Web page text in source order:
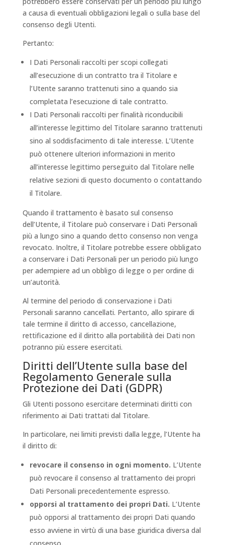
a causa di eventuali obbligazioni legali o sulla base del
consenso degli Utenti.
Pertanto:
I Dati Personali raccolti per scopi collegati
all’esecuzione di un contratto tra il Titolare e
l’Utente saranno trattenuti sino a quando sia
completata l’esecuzione di tale contratto.
I Dati Personali raccolti per finalità riconducibili
all’interesse legittimo del Titolare saranno trattenuti
sino al soddisfacimento di tale interesse. L’Utente
può ottenere ulteriori informazioni in merito
all’interesse legittimo perseguito dal Titolare nelle
relative sezioni di questo documento o contattando
il Titolare.
Quando il trattamento è basato sul consenso
dell’Utente, il Titolare può conservare i Dati Personali
più a lungo sino a quando detto consenso non venga
revocato. Inoltre, il Titolare potrebbe essere obbligato
a conservare i Dati Personali per un periodo più lungo
per adempiere ad un obbligo di legge o per ordine di
un’autorità.
Al termine del periodo di conservazione i Dati
Personali saranno cancellati. Pertanto, allo spirare di
tale termine il diritto di accesso, cancellazione,
rettificazione ed il diritto alla portabilità dei Dati non
potranno più essere esercitati.
Diritti dell’Utente sulla base del
Regolamento Generale sulla
Protezione dei Dati (GDPR)
Gli Utenti possono esercitare determinati diritti con
riferimento ai Dati trattati dal Titolare.
In particolare, nei limiti previsti dalla legge, l’Utente ha
il diritto di:
revocare il consenso in ogni momento. L’Utente
può revocare il consenso al trattamento dei propri
Dati Personali precedentemente espresso.
opporsi al trattamento dei propri Dati. L’Utente
può opporsi al trattamento dei propri Dati quando
esso avviene in virtù di una base giuridica diversa dal